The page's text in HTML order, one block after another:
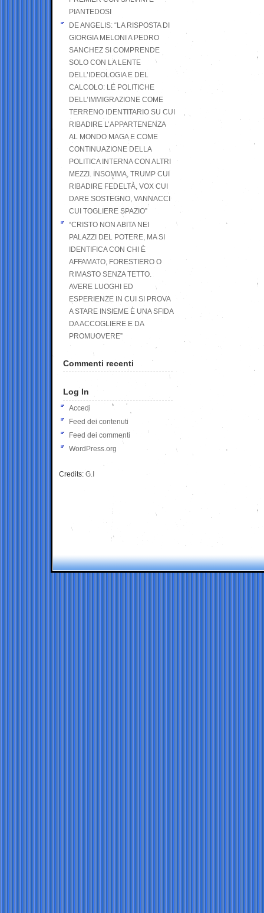
PIANTEDOSI
DE ANGELIS: “LA RISPOSTA DI
GIORGIA MELONI A PEDRO
SANCHEZ SI COMPRENDE
SOLO CON LA LENTE
DELL’IDEOLOGIA E DEL
CALCOLO: LE POLITICHE
DELL’IMMIGRAZIONE COME
TERRENO IDENTITARIO SU CUI
RIBADIRE L’APPARTENENZA
AL MONDO MAGA E COME
CONTINUAZIONE DELLA
POLITICA INTERNA CON ALTRI
MEZZI. INSOMMA, TRUMP CUI
RIBADIRE FEDELTÀ, VOX CUI
DARE SOSTEGNO, VANNACCI
CUI TOGLIERE SPAZIO”
“CRISTO NON ABITA NEI
PALAZZI DEL POTERE, MA SI
IDENTIFICA CON CHI È
AFFAMATO, FORESTIERO O
RIMASTO SENZA TETTO.
AVERE LUOGHI ED
ESPERIENZE IN CUI SI PROVA
A STARE INSIEME È UNA SFIDA
DA ACCOGLIERE E DA
PROMUOVERE”
Commenti recenti
Log In
Accedi
Feed dei contenuti
Feed dei commenti
WordPress.org
Credits: G.I